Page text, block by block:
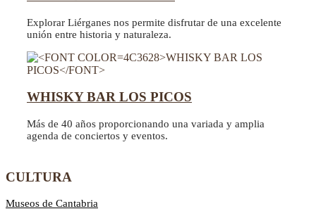
Explorar Liérganes nos permite disfrutar de una excelente
unión entre historia y naturaleza.
WHISKY BAR LOS PICOS
Más de 40 años proporcionando una variada y amplia
agenda de conciertos y eventos.
CULTURA
Museos de Cantabria